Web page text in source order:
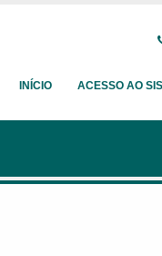
INÍCIO ACESSO AO